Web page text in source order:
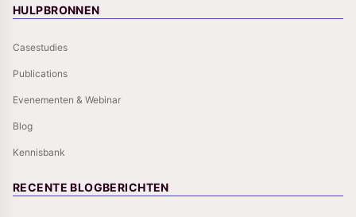
HULPBRONNEN
Casestudies
Publications
Evenementen & Webinar
Blog
Kennisbank
RECENTE BLOGBERICHTEN